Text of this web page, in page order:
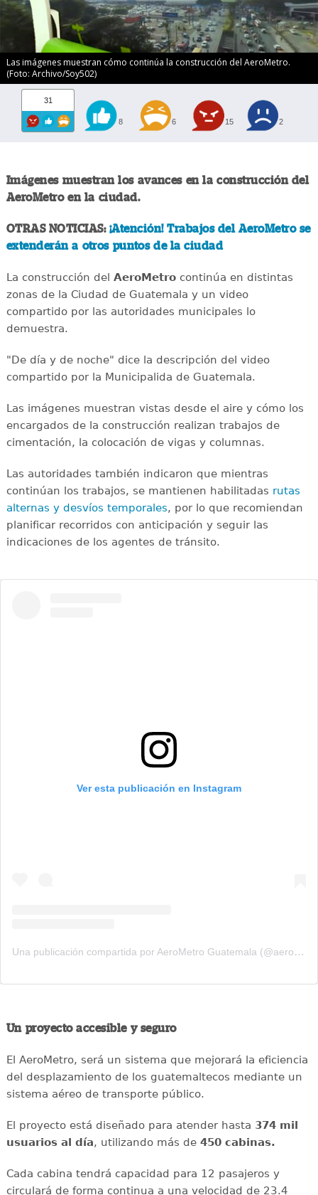
Las imágenes muestran cómo continúa la construcción del AeroMetro.
(Foto: Archivo/Soy502)
31
8 6 15 2
Imágenes muestran los avances en la construcción del
AeroMetro en la ciudad.
OTRAS NOTICIAS: ¡Atención! Trabajos del AeroMetro se
extenderán a otros puntos de la ciudad
La construcción del AeroMetrocontinúa en distintas
zonas de la Ciudad de Guatemala y un video
compartido por las autoridades municipales lo
demuestra.
"De día y de noche" dice la descripción del video
compartido por la Municipalida de Guatemala.
Las imágenes muestran vistas desde el aire y cómo los
encargados de la construcción realizan trabajos de
cimentación, la colocación de vigas y columnas.
Las autoridades también indicaron que mientras
continúan los trabajos, se mantienen habilitadas rutas
alternas y desvíos temporales, por lo que recomiendan
planificar recorridos con anticipación y seguir las
indicaciones de los agentes de tránsito.
Ver esta publicación en Instagram
Una publicación compartida por AeroMetro Guatemala (@aerometrogt)
Un proyecto accesible y seguro
El AeroMetro, será un sistema que mejorará la eficiencia
del desplazamiento de los guatemaltecos mediante un
sistema aéreo de transporte público.
El proyecto está diseñado para atender hasta 374 mil
usuarios al día, utilizando más de 450 cabinas.
Cada cabina tendrá capacidad para 12 pasajeros y
circulará de forma continua a una velocidad de 23.4